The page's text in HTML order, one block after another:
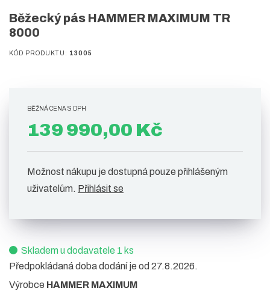
Běžecký pás HAMMER MAXIMUM TR
8000
KÓD PRODUKTU: 13005
BĚŽNÁ CENA S DPH
139 990,00 Kč
Možnost nákupu je dostupná pouze přihlášeným
uživatelům. Přihlásit se
Skladem u dodavatele 1 ks
Předpokládaná doba dodání je od 27.8.2026.
Výrobce HAMMER MAXIMUM